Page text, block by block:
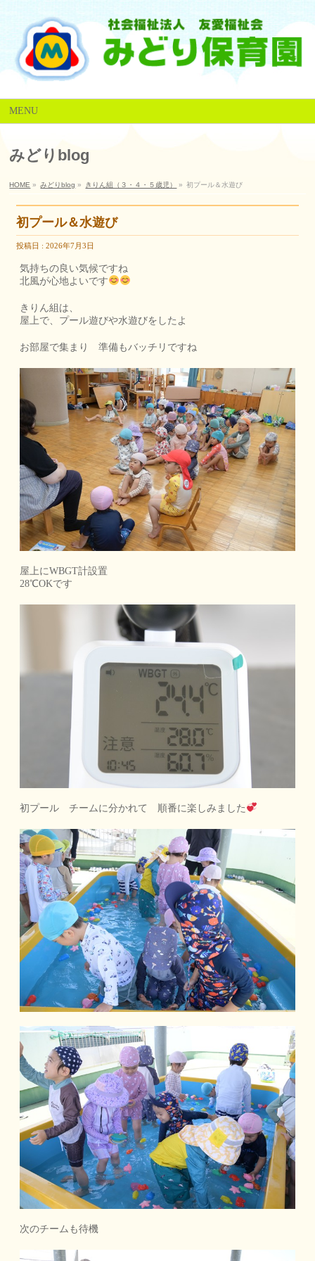
MENU
みどりblog
HOME » みどりblog » きりん組（３・４・５歳児） » 初プール＆水遊び
初プール＆水遊び
投稿日 : 2026年7月3日
気持ちの良い気候ですね
北風が心地よいです
きりん組は、
屋上で、プール遊びや水遊びをしたよ
お部屋で集まり 準備もバッチリですね
屋上にWBGT計設置
28℃OKです
初プール チームに分かれて 順番に楽しみました
次のチームも待機